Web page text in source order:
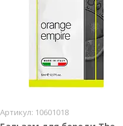
10601018